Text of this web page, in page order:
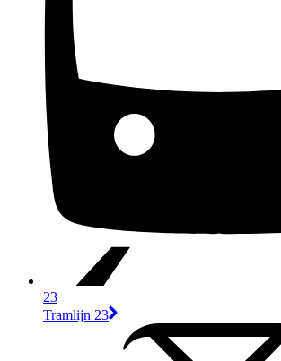
23
Tramlijn 23